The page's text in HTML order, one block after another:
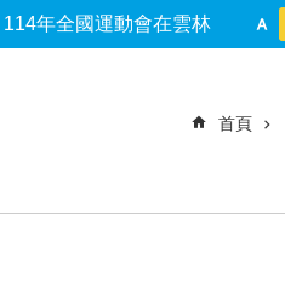
114年全國運動會在雲林
首頁